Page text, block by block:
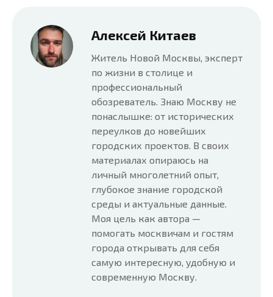
Алексей Китаев
Житель Новой Москвы, эксперт
по жизни в столице и
профессиональный
обозреватель. Знаю Москву не
понаслышке: от исторических
переулков до новейших
городских проектов. В своих
материалах опираюсь на
личный многолетний опыт,
глубокое знание городской
среды и актуальные данные.
Моя цель как автора —
помогать москвичам и гостям
города открывать для себя
самую интересную, удобную и
современную Москву.